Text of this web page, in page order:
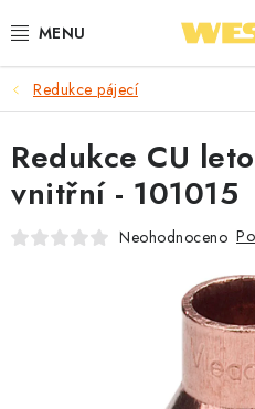
na
ARMATURY PRO TOPENÍ A
TOPENÍ A OHŘEV VODY
TVAROVKY A TRUBKY
⭐ NEJLÉPE HODNOCENÉ
Redukce pájecí
Redukce CU
vnitřní - 101015
Neohodnoceno